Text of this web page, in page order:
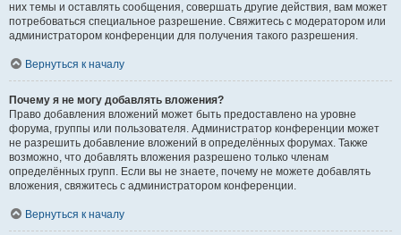
них темы и оставлять сообщения, совершать другие действия, вам может
потребоваться специальное разрешение. Свяжитесь с модератором или
администратором конференции для получения такого разрешения.
Вернуться к началу
Почему я не могу добавлять вложения?
Право добавления вложений может быть предоставлено на уровне
форума, группы или пользователя. Администратор конференции может
не разрешить добавление вложений в определённых форумах. Также
возможно, что добавлять вложения разрешено только членам
определённых групп. Если вы не знаете, почему не можете добавлять
вложения, свяжитесь с администратором конференции.
Вернуться к началу